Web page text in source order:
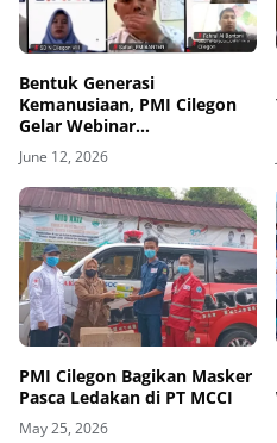
Bentuk Generasi
Kemanusiaan, PMI Cilegon
Gelar Webinar
Kepalangmerahan dan
Manajemen PMR
June 12, 2026
PMI Cilegon Bagikan Masker
Pasca Ledakan di PT MCCI
May 25, 2026